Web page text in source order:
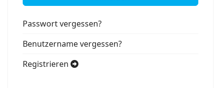
Passwort vergessen?
Benutzername vergessen?
Registrieren